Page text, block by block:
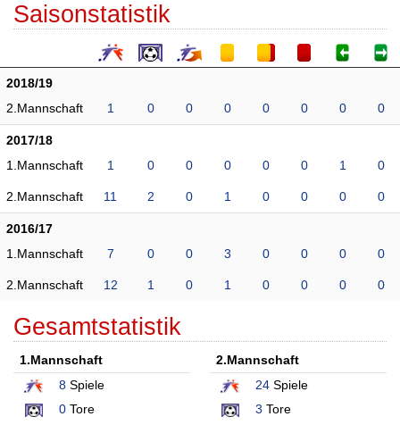
Saisonstatistik
2018/19
2.Mannschaft
1 0 0 0 0 0 0 0
2017/18
1.Mannschaft
1 0 0 0 0 0 1 0
2.Mannschaft 11 2 0 1 0 0 0 0
2016/17
1.Mannschaft
7 0 0 3 0 0 0 0
2.Mannschaft 12 1 0 1 0 0 0 0
Gesamtstatistik
1.Mannschaft
8 Spiele
0 Tore
2.Mannschaft
24Spiele
3 Tore